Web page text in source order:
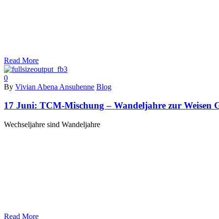
Read More
0
By Vivian Abena Ansuhenne Blog
17 Juni: TCM-Mischung – Wandeljahre zur Weisen
Wechseljahre sind Wandeljahre
Read More